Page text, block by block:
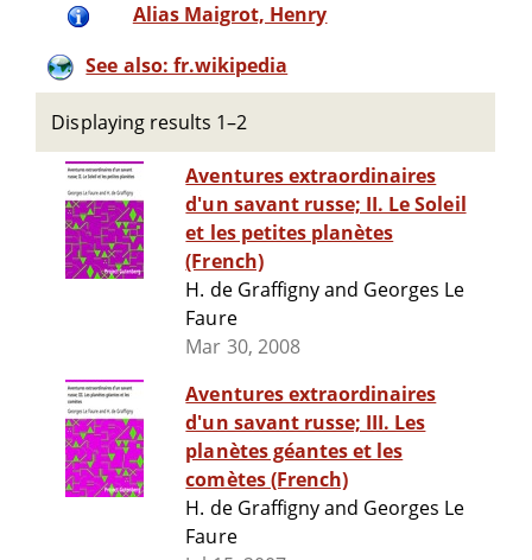
Alias Maigrot, Henry
See also: fr.wikipedia
Displaying results 1–2
Aventures extraordinaires
d'un savant russe; II. Le Soleil
et les petites planètes
(French)
H. de Graffigny and Georges Le
Faure
Mar 30, 2008
Aventures extraordinaires
d'un savant russe; III. Les
planètes géantes et les
comètes (French)
H. de Graffigny and Georges Le
Faure